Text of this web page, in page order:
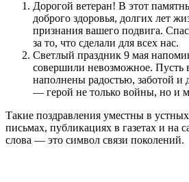
Дорогой ветеран! В этот
доброго здоровья, долгих лет
признания вашего подвига.
за то, что сделали для всех нас.
Светлый праздник 9 мая
совершили невозможное. Пусть
наполнены радостью, заботой
— герой не только войны, но и
Такие поздравления уместны в
письмах, публикациях в газетах и на
слова — это символ связи поколений.